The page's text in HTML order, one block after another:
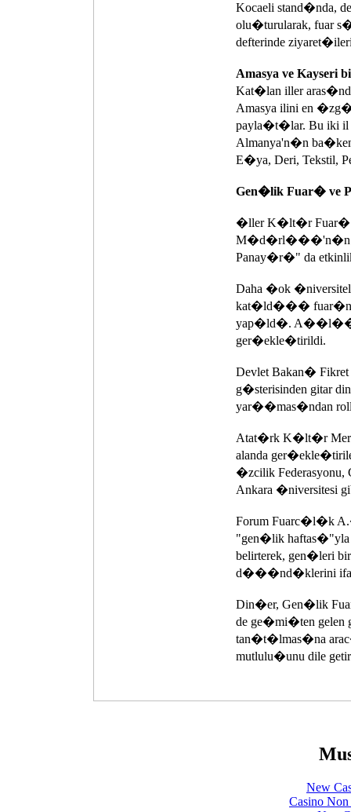
Kocaeli stand�nda,
olu�turularak, fuar
defterinde
Amasya ve
Kat�lan iller
Amasya ilini en
payla�t�lar. Bu iki
Almanya'n�n
E�ya, Deri, Tekstil,
Gen�lik Fuar� ve
�ller K�lt�r Fuar�
M�d�rl���'n�n
Panay�r�" da
Daha �ok
kat�ld��� fuar�n
yap�ld�. A��l��
ger�ekle�tirildi.
Devlet Bakan�
g�sterisinden gitar
yar��mas�ndan
Atat�rk K�lt�r
alanda
�zcilik
Ankara �niversitesi
Forum Fuarc�l�k
"gen�lik haftas�"yla
belirterek, gen�leri
d���nd�klerini
Din�er, Gen�lik
de ge�mi�ten gelen
tan�t�lmas�na
mutlulu�unu dile
New
Casino Non